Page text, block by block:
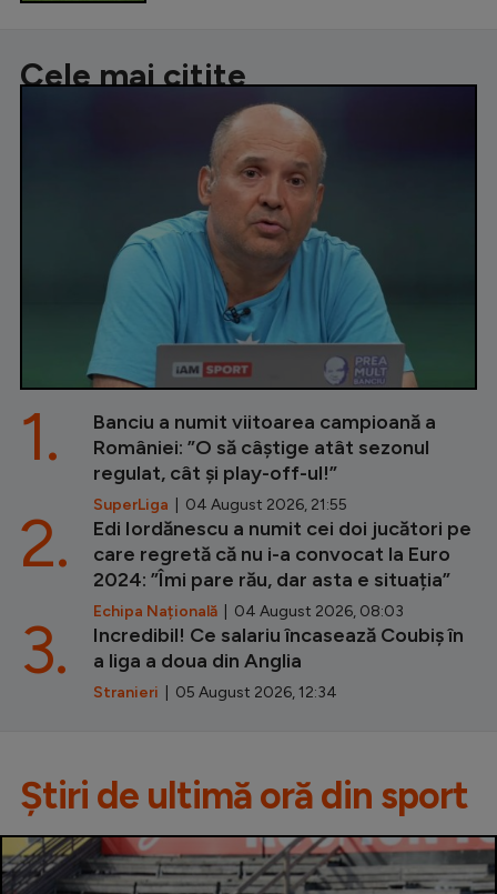
Cele mai citite
Banciu a numit viitoarea campioană a
României: ”O să câștige atât sezonul
regulat, cât și play-off-ul!”
SuperLiga | 04 August 2026, 21:55
1.
Edi Iordănescu a numit cei doi jucători pe
care regretă că nu i-a convocat la Euro
2024: ”Îmi pare rău, dar asta e situația”
Echipa Națională | 04 August 2026, 08:03
2.
Incredibil! Ce salariu încasează Coubiș în
a liga a doua din Anglia
Stranieri | 05 August 2026, 12:34
3.
Știri de ultimă oră din sport